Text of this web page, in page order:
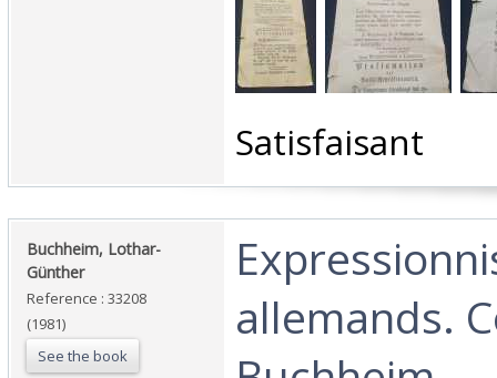
‎Satisfaisant ‎
‎Buchheim, Lothar-
Günther‎
Reference : 33208
(1981)
See the book
allemands.